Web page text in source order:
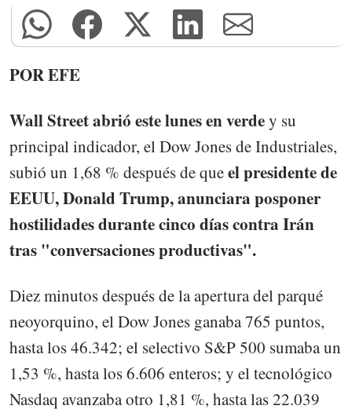
POR EFE
Wall Street abrió este lunes en verdey su
principal indicador, el Dow Jones de Industriales,
subió un 1,68 % después de queel presidente de
EEUU, Donald Trump, anunciara posponer
hostilidades durante cinco días contra Irán
tras "conversaciones productivas".
Diez minutos después de la apertura del parqué
neoyorquino, el Dow Jones ganaba 765 puntos,
hasta los 46.342; el selectivo S&P 500 sumaba un
1,53 %, hasta los 6.606 enteros; y el tecnológico
Nasdaq avanzaba otro 1,81 %, hasta las 22.039